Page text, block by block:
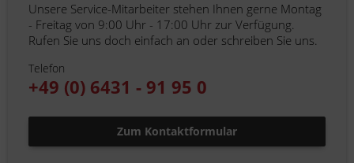
Unsere Service-Mitarbeiter stehen Ihnen gerne Montag
- Freitag von 9:00 Uhr - 17:00 Uhr zur Verfügung.
Rufen Sie uns doch einfach an oder schreiben Sie uns.
Telefon
+49 (0) 6431 - 91 95 0
Zum Kontaktformular